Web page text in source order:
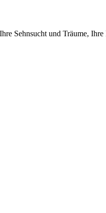
Sehnsucht und Träume,